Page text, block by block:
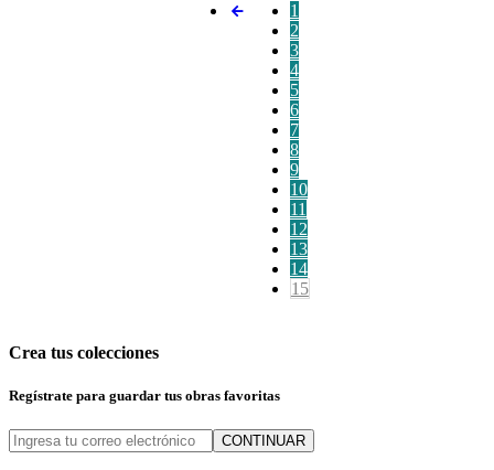
1
2
3
4
5
6
7
8
9
10
11
12
13
14
15
Crea tus colecciones
Regístrate para guardar tus obras favoritas
CONTINUAR